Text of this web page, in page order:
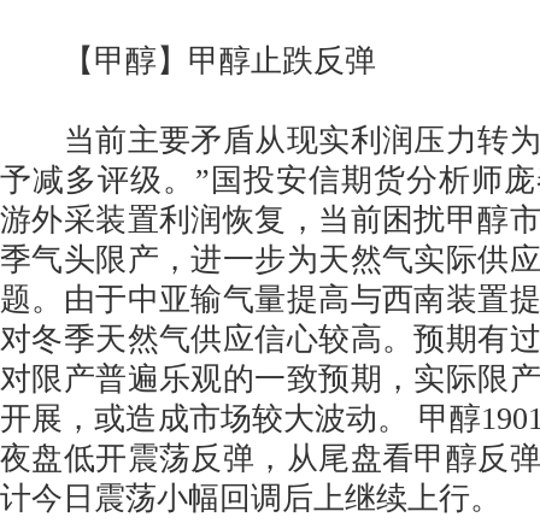
【甲醇】甲醇止跌反弹
当前主要矛盾从现实利润压力转为
予减多评级。”国投安信期货分析师
游外采装置利润恢复，当前困扰甲醇
季气头限产，进一步为天然气实际供
题。由于中亚输气量提高与西南装置
对冬季天然气供应信心较高。预期有
对限产普遍乐观的一致预期，实际限
开展，或造成市场较大波动。 甲醇
夜盘低开震荡反弹，从尾盘看甲醇反
计今日震荡小幅回调后上继续上行。